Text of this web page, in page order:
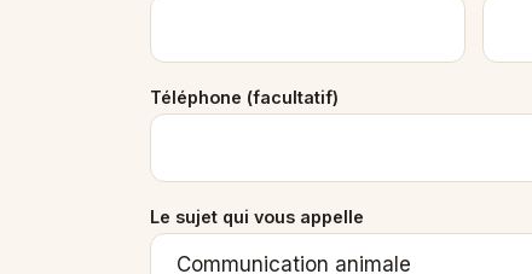
Téléphone (facultatif)
Le sujet qui vous appelle